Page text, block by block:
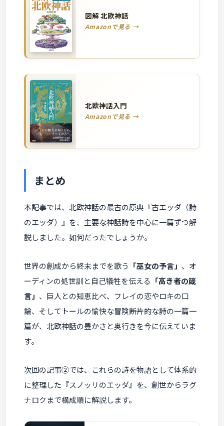
図解 北欧神話
Amazonで見る →
北欧神話入門
Amazonで見る →
まとめ
本記事では、北欧神話の最古の原典『古エッダ（詩
のエッダ）』を、主要な神話詩を中心に一篇ずつ解
説しました。如何だったでしょうか。
世界の創成から終末までを歌う 「巫女の予言」 、オ
ーディンの処世訓と自己犠牲を伝える 「高き者の箴
言」 、巨人との知恵比べ、フレイの恋やロキの口
論、そしてトールの愉快な冒険――断片的な詩の一篇一
篇が、北欧神話の豊かさと奥行きを今に伝えていま
す。
次回の記事②では、これらの詩を物語として体系的
に整理した『スノッリのエッダ』を、創世からラグ
ナロクまで構成順に解説します。